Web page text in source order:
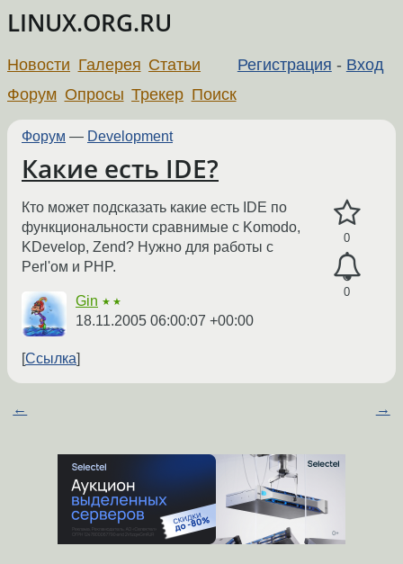
LINUX.ORG.RU
Регистрация - Вход
Новости Галерея Статьи
Форум Опросы Трекер Поиск
Форум — Development
Какие есть IDE?
0
0
Кто может подсказать какие есть IDE по
функциональности сравнимые с Komodo,
KDevelop, Zend? Нужно для работы с
Perl'ом и PHP.
Gin ★★
18.11.2005 06:00:07 +00:00
Ссылка
← →